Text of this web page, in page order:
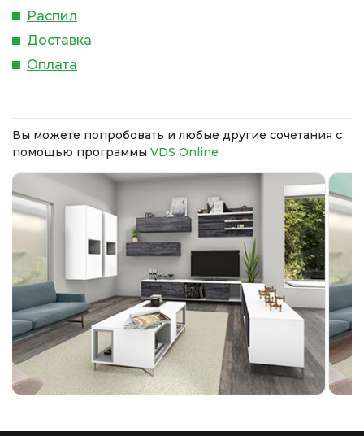
Распил
Доставка
Оплата
Вы можете попробовать и любые другие сочетания с
помощью программы VDS Online